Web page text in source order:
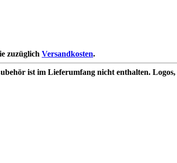
zuzüglich Versandkosten.
ist im Lieferumfang nicht enthalten. Logos,